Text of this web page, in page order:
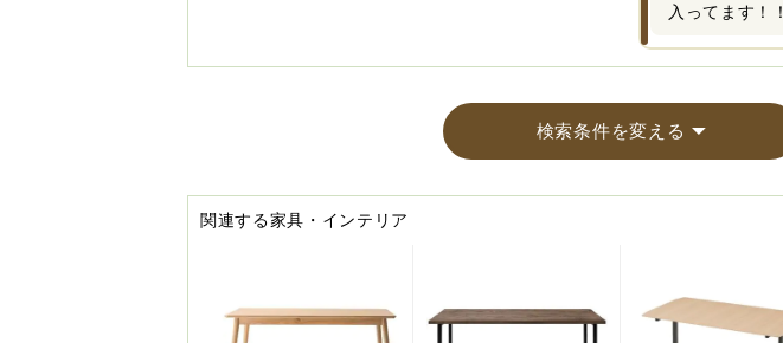
入ってます！！
検索条件を変える
関連する家具・インテリア